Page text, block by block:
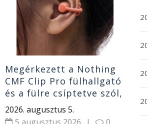
Megérkezett a Nothing
CMF Clip Pro fülhallgató
és a fülre csíptetve szól,
nem zárja ki a külvilágot
2026. augusztus 5.